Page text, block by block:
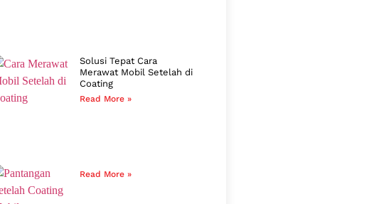
Solusi Tepat Cara
Merawat Mobil Setelah di
Coating
Read More »
Read More »